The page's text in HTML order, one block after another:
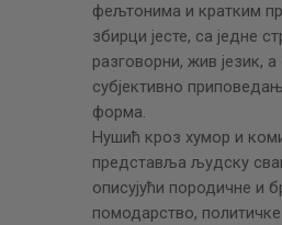
фељтонима и кратким
збирци јесте, са једне
разговорни, жив језик, а
субјективно
форма.
Нушић кроз хумор и
представља људску
описујући породичне и
помодарство,